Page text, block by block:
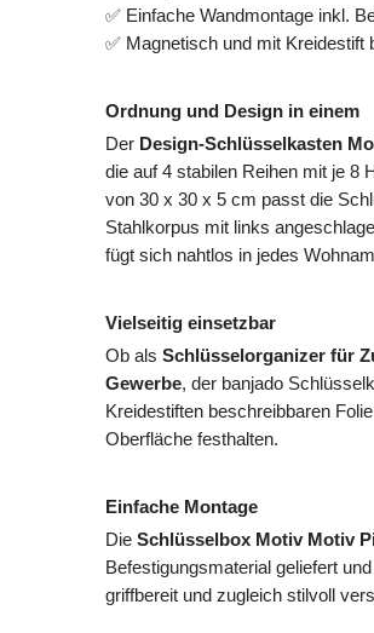
✅ Einfache Wandmontage inkl.
✅ Magnetisch und mit Kreidestift
Ordnung und Design in einem
Der Design-Schlüsselkasten
die auf 4 stabilen Reihen mit je 8
von 30 x 30 x 5 cm passt die
Stahlkorpus mit links
fügt sich nahtlos in jedes
Vielseitig einsetzbar
Ob als Schlüsselorganizer für
Gewerbe, der banjado
Kreidestiften beschreibbaren
Oberfläche festhalten.
Einfache Montage
Die Schlüsselbox Motiv Motiv
Befestigungsmaterial geliefert
griffbereit und zugleich stilvoll